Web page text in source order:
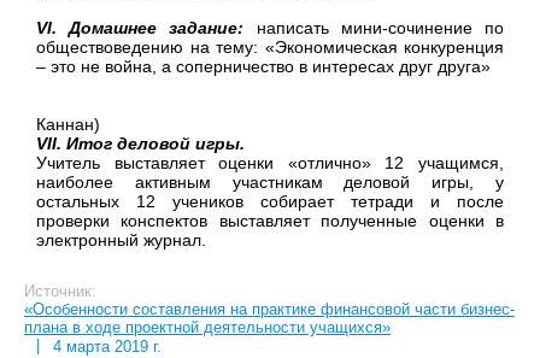
VI. Домашнее задание: написать мини-сочинение по
обществоведению на тему: «Экономическая конкуренция
– это не война, а соперничество в интересах друг друга»
Каннан)
VII. Итог деловой игры.
Учитель выставляет оценки «отлично» 12 учащимся,
наиболее активным участникам деловой игры, у
остальных 12 учеников собирает тетради и после
проверки конспектов выставляет полученные оценки в
электронный журнал.
Источник:
«Особенности составления на практике финансовой части бизнес-
плана в ходе проектной деятельности учащихся»
4 марта 2019 г.